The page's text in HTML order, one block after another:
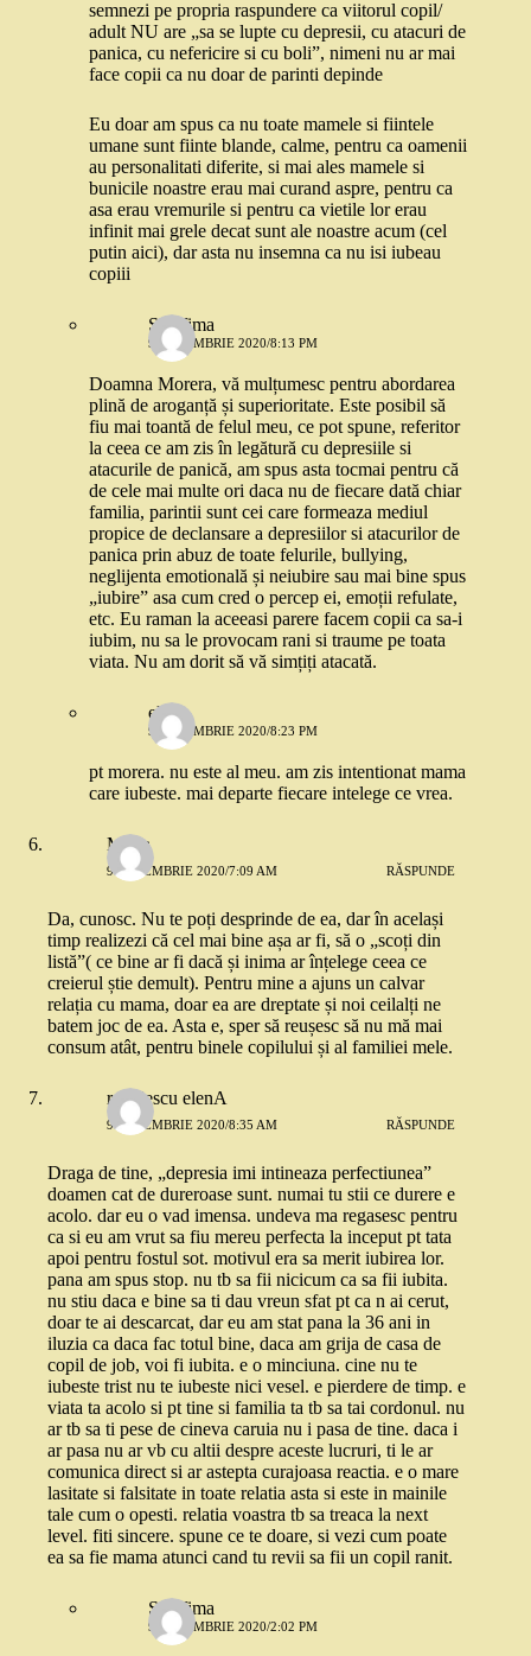
semnezi pe propria raspundere ca viitorul copil/
adult NU are „sa se lupte cu depresii, cu atacuri de
panica, cu nefericire si cu boli”, nimeni nu ar mai
face copii ca nu doar de parinti depinde
Eu doar am spus ca nu toate mamele si fiintele
umane sunt fiinte blande, calme, pentru ca oamenii
au personalitati diferite, si mai ales mamele si
bunicile noastre erau mai curand aspre, pentru ca
asa erau vremurile si pentru ca vietile lor erau
infinit mai grele decat sunt ale noastre acum (cel
putin aici), dar asta nu insemna ca nu isi iubeau
copiii
Serafima
9 DECEMBRIE 2020/8:13 PM
Doamna Morera, vă mulțumesc pentru abordarea
plină de aroganță și superioritate. Este posibil să
fiu mai toantă de felul meu, ce pot spune, referitor
la ceea ce am zis în legătură cu depresiile si
atacurile de panică, am spus asta tocmai pentru că
de cele mai multe ori daca nu de fiecare dată chiar
familia, parintii sunt cei care formeaza mediul
propice de declansare a depresiilor si atacurilor de
panica prin abuz de toate felurile, bullying,
neglijenta emotională și neiubire sau mai bine spus
„iubire” asa cum cred o percep ei, emoții refulate,
etc. Eu raman la aceeasi parere facem copii ca sa-i
iubim, nu sa le provocam rani si traume pe toata
viata. Nu am dorit să vă simțiți atacată.
elena
9 DECEMBRIE 2020/8:23 PM
pt morera. nu este al meu. am zis intentionat mama
care iubeste. mai departe fiecare intelege ce vrea.
Maria
9 DECEMBRIE 2020/7:09 AM RĂSPUNDE
Da, cunosc. Nu te poți desprinde de ea, dar în același
timp realizezi că cel mai bine așa ar fi, să o „scoți din
listă”( ce bine ar fi dacă și inima ar înțelege ceea ce
creierul știe demult). Pentru mine a ajuns un calvar
relația cu mama, doar ea are dreptate și noi ceilalți ne
batem joc de ea. Asta e, sper să reușesc să nu mă mai
consum atât, pentru binele copilului și al familiei mele.
radulescu elenA
9 DECEMBRIE 2020/8:35 AM RĂSPUNDE
Draga de tine, „depresia imi intineaza perfectiunea”
doamen cat de dureroase sunt. numai tu stii ce durere e
acolo. dar eu o vad imensa. undeva ma regasesc pentru
ca si eu am vrut sa fiu mereu perfecta la inceput pt tata
apoi pentru fostul sot. motivul era sa merit iubirea lor.
pana am spus stop. nu tb sa fii nicicum ca sa fii iubita.
nu stiu daca e bine sa ti dau vreun sfat pt ca n ai cerut,
doar te ai descarcat, dar eu am stat pana la 36 ani in
iluzia ca daca fac totul bine, daca am grija de casa de
copil de job, voi fi iubita. e o minciuna. cine nu te
iubeste trist nu te iubeste nici vesel. e pierdere de timp. e
viata ta acolo si pt tine si familia ta tb sa tai cordonul. nu
ar tb sa ti pese de cineva caruia nu i pasa de tine. daca i
ar pasa nu ar vb cu altii despre aceste lucruri, ti le ar
comunica direct si ar astepta curajoasa reactia. e o mare
lasitate si falsitate in toate relatia asta si este in mainile
tale cum o opesti. relatia voastra tb sa treaca la next
level. fiti sincere. spune ce te doare, si vezi cum poate
ea sa fie mama atunci cand tu revii sa fii un copil ranit.
Serafima
9 DECEMBRIE 2020/2:02 PM